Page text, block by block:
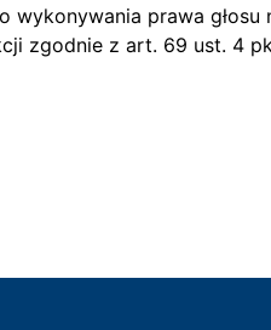
prawa głosu
zgodnie z art. 69 ust. 4